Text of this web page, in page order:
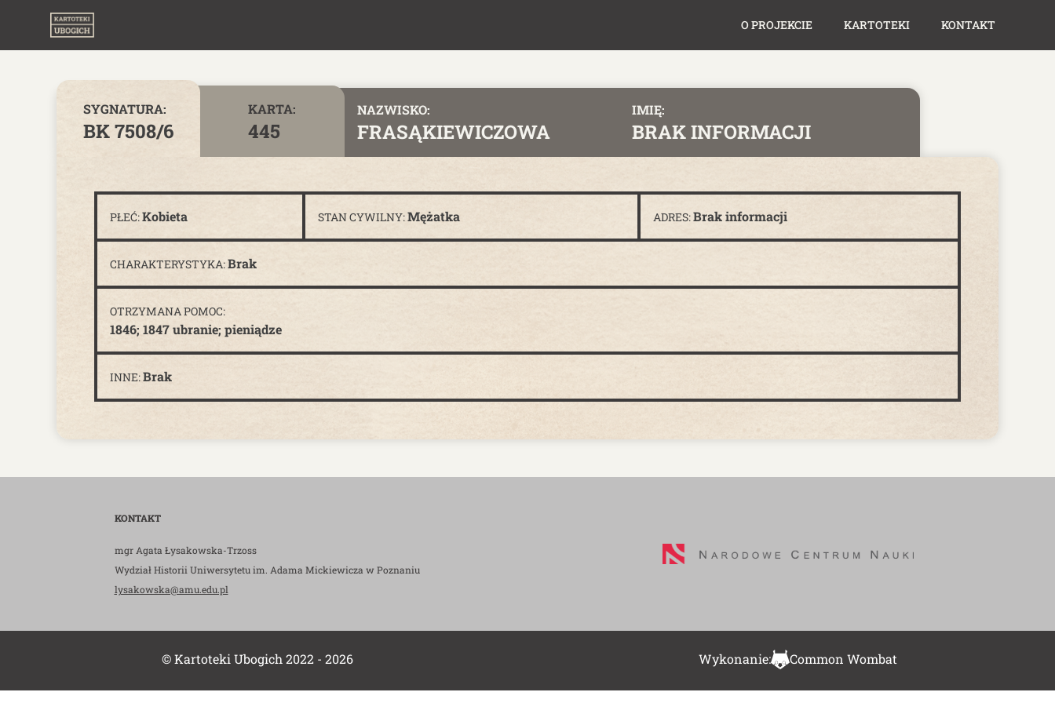
O PROJEKCIE KARTOTEKI KONTAKT
SYGNATURA:
BK 7508/6
KARTA:
445
NAZWISKO:
FRASĄKIEWICZOWA
IMIĘ:
BRAK INFORMACJI
PŁEĆ:Kobieta STAN CYWILNY:Mężatka ADRES:Brak informacji
CHARAKTERYSTYKA:Brak
OTRZYMANA POMOC:
1846; 1847 ubranie; pieniądze
INNE:Brak
KONTAKT
mgr Agata Łysakowska-Trzoss
Wydział Historii Uniwersytetu im. Adama Mickiewicza w Poznaniu
lysakowska@amu.edu.pl
© Kartoteki Ubogich 2022 - 2026 Wykonanie: Common Wombat